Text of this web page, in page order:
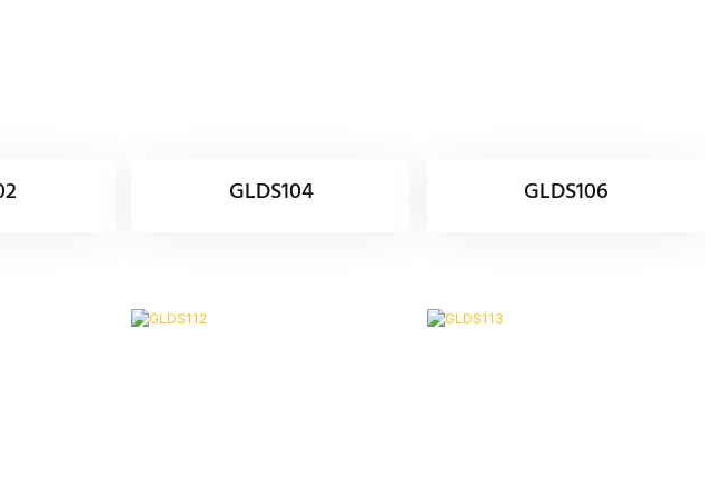
GLDS104 GLDS106